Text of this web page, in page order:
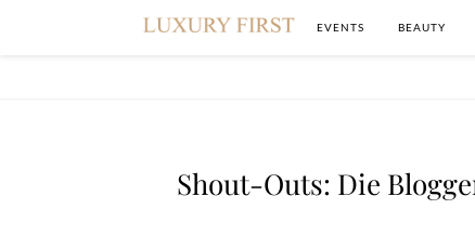
EVENTS BEAUTY
Shout-Outs: Die